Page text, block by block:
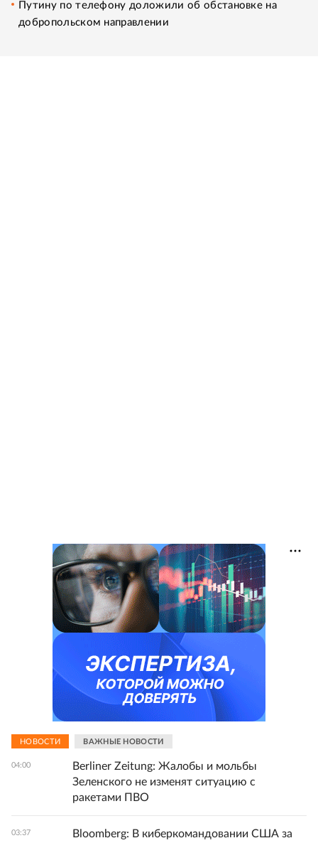
Путину по телефону доложили об обстановке на
добропольском направлении
НОВОСТИ ВАЖНЫЕ НОВОСТИ
04:00
Berliner Zeitung: Жалобы и мольбы
Зеленского не изменят ситуацию с
ракетами ПВО
03:37
Bloomberg: В киберкомандовании США за